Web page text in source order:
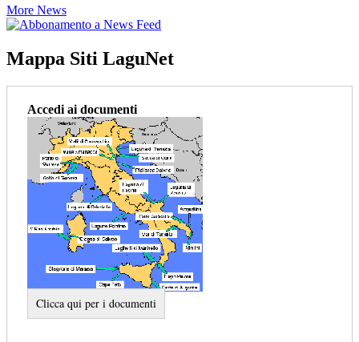
More News
Mappa Siti LaguNet
Accedi ai documenti
Clicca qui per i documenti